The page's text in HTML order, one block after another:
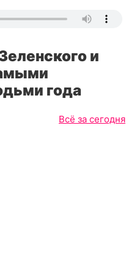
и
года
Всё за сегодня